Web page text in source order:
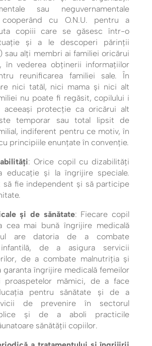
sau neguvernamentale
cooperând cu O.N.U. pentru a
copiii care se găsesc într-o
şi a le descoperi părinţii
sau alţi membri ai familiei oricărui
în vederea obţinerii informaţiilor
reunificarea familiei sale. În
nici tatăl, nici mama şi nici alt
nu poate fi regăsit, copilului i
aceeaşi protecţie ca oricărui alt
temporar sau total lipsit de
indiferent pentru ce motiv, în
principiile enunţate în convenţie.
: Orice copil cu dizabilități
educație și la îngrijire speciale.
să fie independent și să participe
și de sănătate: Fiecare copil
cea mai bună îngrijire medicală
are datoria de a combate
infantilă, de a asigura servicii
de a combate malnutriția și
garanta îngrijire medicală femeilor
proaspetelor mămici, de a face
pentru sănătate și de a
de prevenire în sectorul
și de a aboli practicile
sănătății copiilor.­